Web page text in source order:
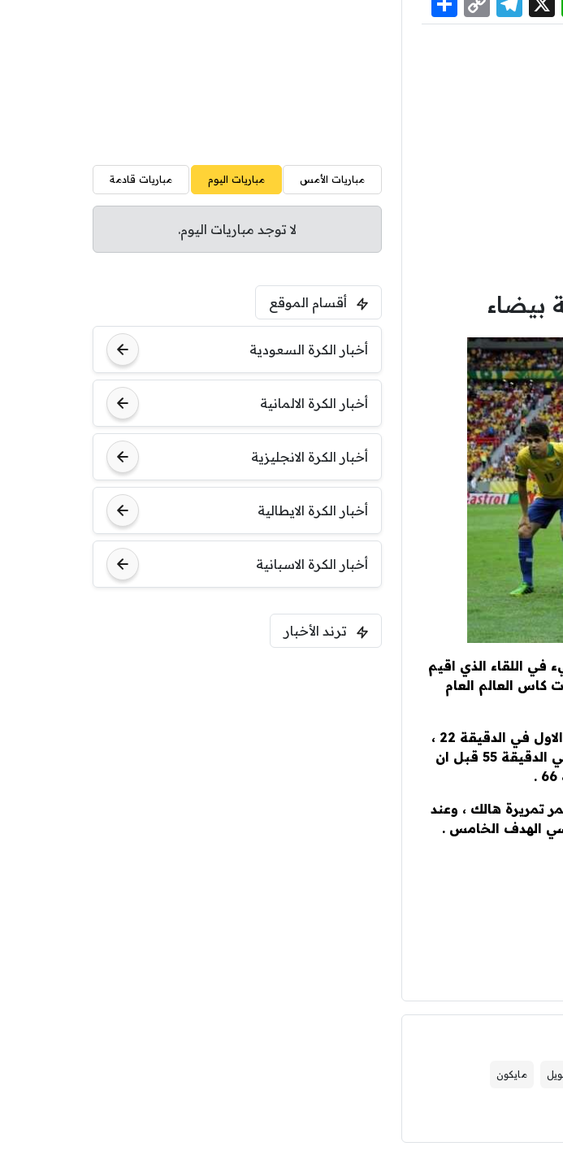
Link
بيضاء
في اللقاء الذي اقيم
كاس العالم العام
تقدم السيليساو بالنتيجة عندما سجل لاعب خط الوسط بيرنارد الهدف الاول في الدقيقة 22 ،
وفي الشوط الثاني اضاف مدافع النادي البافاري دانتي الهدف الثاني في الدقيقة 55 قبل ان
تمريرة هالك ، وعند
مايكون
مباريات الأمس مباريات اليوم مباريات قادمة
لا توجد مباريات اليوم.
أقسام الموقع
أخبار الكرة السعودية
أخبار الكرة الالمانية
أخبار الكرة الانجليزية
أخبار الكرة الايطالية
أخبار الكرة الاسبانية
ترند الأخبار